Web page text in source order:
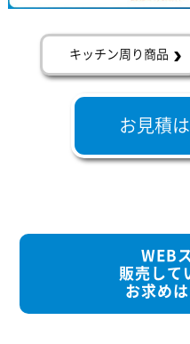
キッチン周り商品
お見積
WEB
販売して
お求め